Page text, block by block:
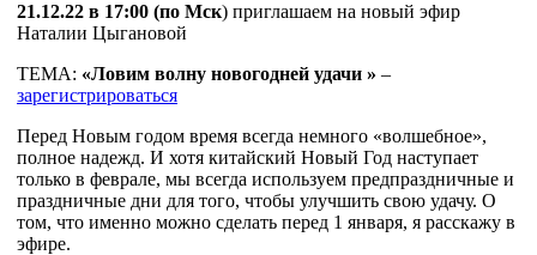
21.12.22 в 17:00 (по Мск) приглашаем на новый эфир
Наталии Цыгановой
ТЕМА: «Ловим волну новогодней удачи » –
зарегистрироваться
Перед Новым годом время всегда немного «волшебное»,
полное надежд. И хотя китайский Новый Год наступает
только в феврале, мы всегда используем предпраздничные и
праздничные дни для того, чтобы улучшить свою удачу. О
том, что именно можно сделать перед 1 января, я расскажу в
эфире.